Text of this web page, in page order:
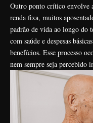
Outro ponto crítico envolve
renda fixa, muitos
padrão de vida ao longo do
com saúde e despesas
benefícios. Esse processo
nem sempre seja percebido